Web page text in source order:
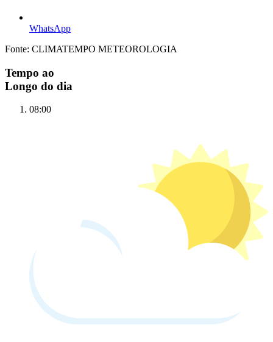
WhatsApp
Fonte: CLIMATEMPO METEOROLOGIA
Tempo ao
Longo do dia
08:00